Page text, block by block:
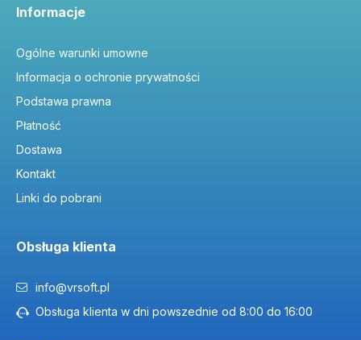
Informacje
Ogólne warunki umowne
Informacja o ochronie prywatności
Podstawa prawna
Płatność
Dostawa
Kontakt
Linki do pobrani
Obsługa klienta
info@vrsoft.pl
Obsługa klienta w dni powszednie od 8:00 do 16:00